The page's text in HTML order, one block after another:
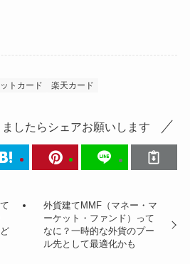
トカード 楽天カード
したらシェアお願いします
外貨建てMMF（マネー・マ
ーケット・ファンド）って
なに？一時的な外貨のプー
ル先として最適化かも